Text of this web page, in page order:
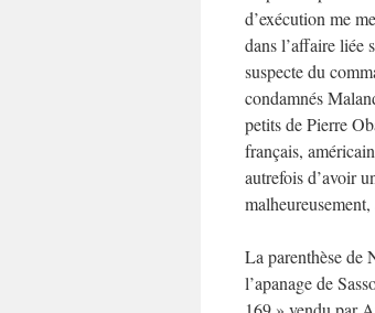
d’exécution me
dans l’affaire liée
suspecte du
condamnés
petits de Pierre
français,
autrefois d’avoir
La parenthèse de
l’apanage de